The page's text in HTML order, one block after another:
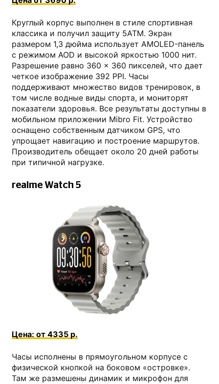
Круглый корпус выполнен в стиле спортивная
классика и получил защиту 5ATM. Экран
размером 1,3 дюйма использует AMOLED-панель
с режимом AOD и высокой яркостью 1000 нит.
Разрешение равно 360 × 360 пикселей, что дает
четкое изображение 392 PPI. Часы
поддерживают множество видов тренировок, в
том числе водные виды спорта, и мониторят
показатели здоровья. Все результаты доступны в
мобильном приложении Mibro Fit. Устройство
оснащено собственным датчиком GPS, что
упрощает навигацию и построение маршрутов.
Производитель обещает около 20 дней работы
при типичной нагрузке.
realme Watch 5
Цена: от 4335 р.
Часы исполнены в прямоугольном корпусе с
физической кнопкой на боковом «островке».
Там же размешены динамик и микрофон для